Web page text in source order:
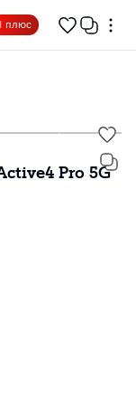
плюс
Pro 5G